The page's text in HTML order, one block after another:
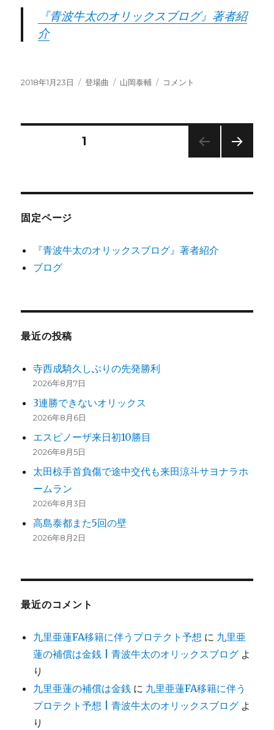
『青波牛太のオリックスブログ』著者紹
介
投
2018年1月23日
カ
登場曲
タ
山岡泰輔
山
定
コメント
の
ペ
ー
固定ページ1
固定ページ
『青波牛太のオリックスブログ』著者紹介
ブログ
最近の投稿
寺西成騎久しぶりの先発勝利
2026年8月7日
3連勝できないオリックス
2026年8月6日
エスピノーザ来日初10勝目
2026年8月5日
太田椋手首負傷で途中交代も来田涼斗サヨナラホ
ームラン
2026年8月3日
高島泰都また5回の壁
2026年8月2日
最近のコメント
九里亜蓮FA移籍に伴うプロテクト予想 に 九里亜
蓮の補償は金銭 | 青波牛太のオリックスブログ よ
り
九里亜蓮の補償は金銭 に 九里亜蓮FA移籍に伴う
プロテクト予想 | 青波牛太のオリックスブログ よ
り